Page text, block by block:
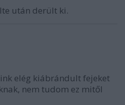
után derült ki.
elég kiábrándult fejeket
nem tudom ez mitől